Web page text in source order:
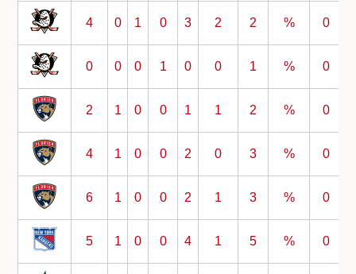
4 0 1 0 3 2 2 % 0
0 0 0 1 0 0 1 % 0
2 1 0 0 1 1 2 % 0
4 1 0 0 2 0 3 % 0
6 1 0 0 2 1 3 % 0
5 1 0 0 4 1 5 % 0